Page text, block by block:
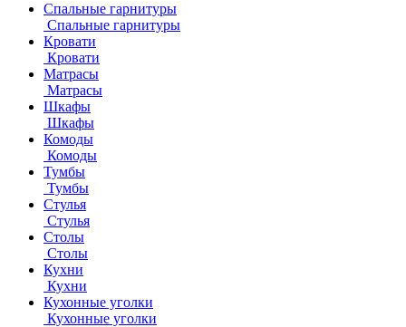
Спальные гарнитуры
Спальные гарнитуры
Кровати
Кровати
Матрасы
Матрасы
Шкафы
Шкафы
Комоды
Комоды
Тумбы
Тумбы
Стулья
Стулья
Столы
Столы
Кухни
Кухни
Кухонные уголки
Кухонные уголки